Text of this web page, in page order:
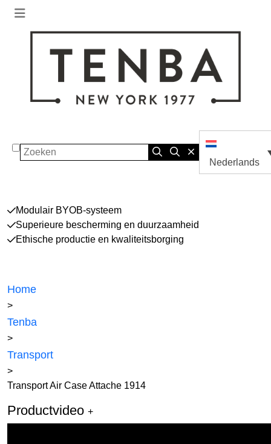
Zoeken
Nederlands
Modulair BYOB-systeem
Superieure bescherming en duurzaamheid
Ethische productie en kwaliteitsborging
Home
>
Tenba
>
Transport
>
Transport Air Case Attache 1914
Productvideo +